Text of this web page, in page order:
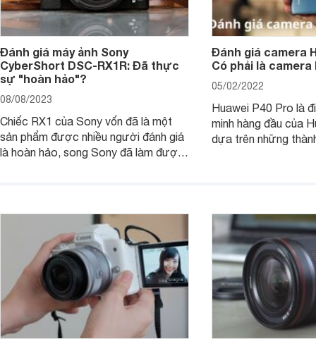
Đánh giá máy ảnh Sony
CyberShort DSC-RX1R: Đã thực
sự "hoàn hảo"?
08/08/2023
Chiếc RX1 của Sony vốn đã là một
sản phẩm được nhiều người đánh giá
là hoàn hảo, song Sony đã làm được
xử lý ảnh JPEG.
Đánh giá camera
Có phải là
05/02/2022
Huawei P40 Pro là
minh hàng đầu của
dựa trên những
Pro đem đến những